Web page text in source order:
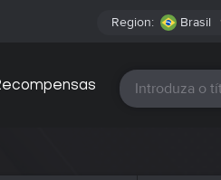
Region: Brasil
Todas as